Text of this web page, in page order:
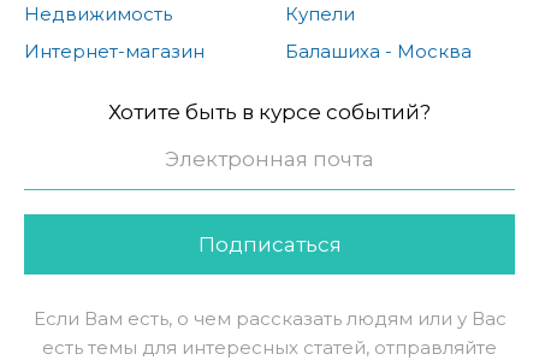
Недвижимость
Интернет-магазин
Купели
Балашиха - Москва
Хотите быть в курсе событий?
Подписаться
Если Вам есть, о чем рассказать людям или у Вас
есть темы для интересных статей, отправляйте